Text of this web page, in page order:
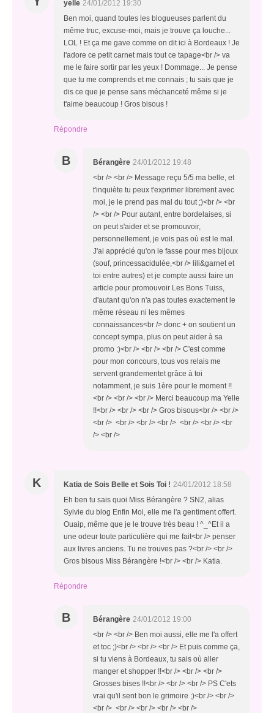
yelle 24/01/2012 19:30
Ben moi, quand toutes les blogueuses parlent du
même truc, excuse-moi, mais je trouve ça louche...
LOL ! Et ça me gave comme on dit ici à Bordeaux ! Je
l'adore ce petit carnet mais tout ce tapage<br /> va
me le faire sortir par les yeux ! Dommage... Je pense
que tu me comprends et me connais ; tu sais que je
dis ce que je pense sans méchanceté même si je
t'aime beaucoup ! Gros bisous !
Répondre
B Bérangère 24/01/2012 19:48
<br /> <br /> Message reçu 5/5 ma belle, et
t'inquiète tu peux t'exprimer librement avec
moi, je le prend pas mal du tout ;)<br /> <br
/> <br /> Pour autant, entre bordelaises, si
on peut s'aider et se promouvoir,
personnellement, je vois pas où est le mal.
J'ai apprécié qu'on le fasse pour mes bijoux
(souf, princessacidulée,<br /> lili&garnet et
toi entre autres) et je compte aussi faire un
article pour promouvoir Les Bons Tuiss,
d'autant qu'on n'a pas toutes exactement le
même réseau ni les mêmes
connaissances<br /> donc + on soutient un
concept sympa, plus on peut aider à sa
promo :)<br /> <br /> <br /> C'est comme
pour mon concours, tous vos relais me
servent grandementet grâce à toi
notamment, je suis 1ère pour le moment !!
<br /> <br /> <br /> Merci beaucoup ma Yelle
!!<br /> <br /> <br /> Gros bisous<br /> <br />
<br /> <br /> <br /> <br /> <br /> <br /> <br
/> <br />
K Katia de Sois Belle et Sois Toi ! 24/01/2012 18:58
Eh ben tu sais quoi Miss Bérangère ? SN2, alias
Sylvie du blog Enfin Moi, elle me l'a gentiment offert.
Ouaip, même que je le trouve très beau ! ^_^Et il a
une odeur toute particulière qui me fait<br /> penser
aux livres anciens. Tu ne trouves pas ?<br /> <br />
Gros bisous Miss Bérangère !<br /> <br /> Katia.
Répondre
B Bérangère 24/01/2012 19:00
<br /> <br /> Ben moi aussi, elle me l'a offert
et toc ;)<br /> <br /> <br /> Et puis comme ça,
si tu viens à Bordeaux, tu sais où aller
manger et shopper !!<br /> <br /> <br />
Grosses bises !!<br /> <br /> <br /> PS C'ets
vrai qu'il sent bon le grimoire ;)<br /> <br />
<br /> <br /> <br /> <br /> <br />